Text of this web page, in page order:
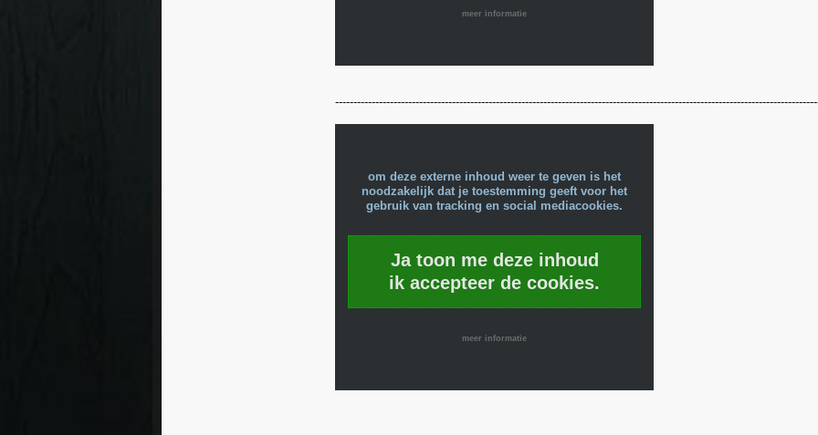
meer informatie
om deze externe inhoud weer te geven is het
noodzakelijk dat je toestemming geeft voor het
gebruik van tracking en social mediacookies.
Ja toon me deze inhoud
ik accepteer de cookies.
meer informatie